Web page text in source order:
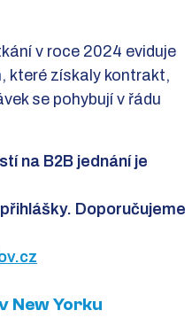
v roce 2024 eviduje
které získaly kontrakt,
se pohybují v řádu
na B2B jednání je
Doporučujeme
New Yorku